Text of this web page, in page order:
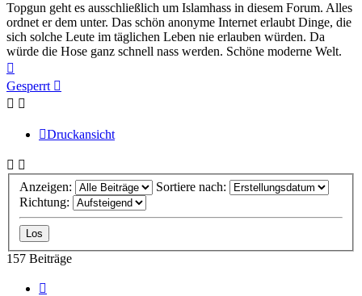
Topgun geht es ausschließlich um Islamhass in diesem Forum. Alles
ordnet er dem unter. Das schön anonyme Internet erlaubt Dinge, die
sich solche Leute im täglichen Leben nie erlauben würden. Da
würde die Hose ganz schnell nass werden. Schöne moderne Welt.
oben
Gesperrt
Druckansicht
Anzeigen:
Sortiere nach:
Richtung:
157 Beiträge